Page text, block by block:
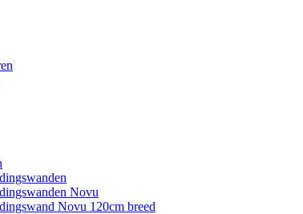
Novu
Novu 120cm breed